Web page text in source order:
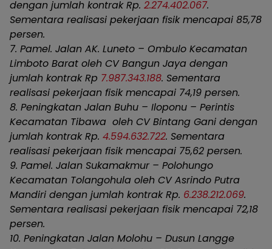
dengan jumlah kontrak Rp. 2.274.402.067.
Sementara realisasi pekerjaan fisik mencapai 85,78
persen.
7. Pamel. Jalan AK. Luneto – Ombulo Kecamatan
Limboto Barat oleh CV Bangun Jaya dengan
jumlah kontrak Rp 7.987.343.188. Sementara
realisasi pekerjaan fisik mencapai 74,19 persen.
8. Peningkatan Jalan Buhu – Iloponu – Perintis
Kecamatan Tibawa oleh CV Bintang Gani dengan
jumlah kontrak Rp. 4.594.632.722. Sementara
realisasi pekerjaan fisik mencapai 75,62 persen.
9. Pamel. Jalan Sukamakmur – Polohungo
Kecamatan Tolangohula oleh CV Asrindo Putra
Mandiri dengan jumlah kontrak Rp. 6.238.212.069.
Sementara realisasi pekerjaan fisik mencapai 72,18
persen.
10. Peningkatan Jalan Molohu – Dusun Langge